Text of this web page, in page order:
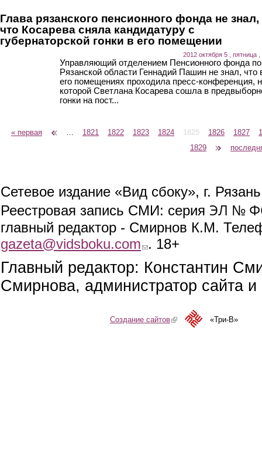
Глава рязанского пенсионного фонда не знал,
что Косарева сняла кандидатуру с
губернаторской гонки в его помещении
2012 октября 5 , пятница ,
Управляющий отделением Пенсионного фонда по
Рязанской области Геннадий Пашин не знал, что
его помещениях проходила пресс-конференция,
которой Светлана Косарева сошла в
гонки на пост...
Страницы
« первая 1821 1822 1823 1824 1825 1826 1827
1829
Сетевое издание «Вид сбоку», г.
Реестровая запись СМИ: серия ЭЛ №
главный редактор - Смирнов К.М.
gazeta@vidsboku.com (link sends e-mail)
. 18+
Главный редактор: Константин
Смирнова, администратор сайта
Создание сайтов(link is external)«Три-В»